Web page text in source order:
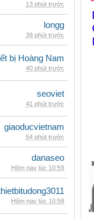
13 phút trước
longg
39 phút trước
bị Hoàng Nam
40 phút trước
seoviet
41 phút trước
giaoducvietnam
54 phút trước
danaseo
Hôm nay lúc 10:59
Hôm nay lúc 10:58